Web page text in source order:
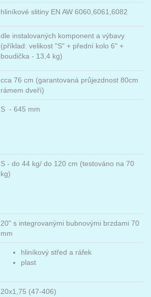
hliníkové slitiny EN AW 6060,6061,6082
dle instalovaných komponent a výbavy
(příklad: velikost "S" + přední kolo 6" +
boudička - 13,4 kg)
cca 76 cm (garantovaná průjezdnost 80cm
rámem dveří)
S - 645 mm
S - do 44 kg/ do 120 cm (testováno na 70
kg)
20" s integrovanými bubnovými brzdami 70
mm
hliníkový střed a ráfek
plast
20x1,75 (47-406)